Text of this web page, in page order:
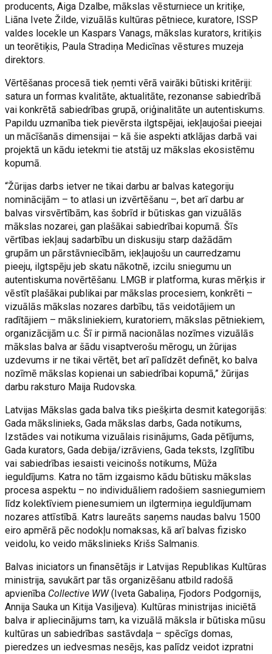
producents, Aiga Dzalbe, mākslas vēsturniece un kritiķe,
Liāna Ivete Žilde, vizuālās kultūras pētniece, kuratore, ISSP
valdes locekle un Kaspars Vanags, mākslas kurators, kritiķis
un teorētiķis, Paula Stradiņa Medicīnas vēstures muzeja
direktors.
Vērtēšanas procesā tiek ņemti vērā vairāki būtiski kritēriji:
satura un formas kvalitāte, aktualitāte, rezonanse sabiedrībā
vai konkrētā sabiedrības grupā, oriģinalitāte un autentiskums.
Papildu uzmanība tiek pievērsta ilgtspējai, iekļaujošai pieejai
un mācīšanās dimensijai – kā šie aspekti atklājas darbā vai
projektā un kādu ietekmi tie atstāj uz mākslas ekosistēmu
kopumā.
“Žūrijas darbs ietver ne tikai darbu ar balvas kategoriju
nominācijām – to atlasi un izvērtēšanu –, bet arī darbu ar
balvas virsvērtībām, kas šobrīd ir būtiskas gan vizuālās
mākslas nozarei, gan plašākai sabiedrībai kopumā. Šīs
vērtības iekļauj sadarbību un diskusiju starp dažādām
grupām un pārstāvniecībām, iekļaujošu un caurredzamu
pieeju, ilgtspēju jeb skatu nākotnē, izcilu sniegumu un
autentiskuma novērtēšanu. LMGB ir platforma, kuras mērķis ir
vēstīt plašākai publikai par mākslas procesiem, konkrēti –
vizuālās mākslas nozares darbību, tās veidotājiem un
radītājiem – māksliniekiem, kuratoriem, mākslas pētniekiem,
organizācijām u.c. Šī ir pirmā nacionālas nozīmes vizuālās
mākslas balva ar šādu visaptverošu mērogu, un žūrijas
uzdevums ir ne tikai vērtēt, bet arī palīdzēt definēt, ko balva
nozīmē mākslas kopienai un sabiedrībai kopumā,” žūrijas
darbu raksturo Maija Rudovska.
Latvijas Mākslas gada balva tiks piešķirta desmit kategorijās:
Gada mākslinieks, Gada mākslas darbs, Gada notikums,
Izstādes vai notikuma vizuālais risinājums, Gada pētījums,
Gada kurators, Gada debija/izrāviens, Gada teksts, Izglītību
vai sabiedrības iesaisti veicinošs notikums, Mūža
ieguldījums. Katra no tām izgaismo kādu būtisku mākslas
procesa aspektu – no individuāliem radošiem sasniegumiem
līdz kolektīviem pienesumiem un ilgtermiņa ieguldījumam
nozares attīstībā. Katrs laureāts saņems naudas balvu 1500
eiro apmērā pēc nodokļu nomaksas, kā arī balvas fizisko
veidolu, ko veido mākslinieks Krišs Salmanis.
Balvas iniciators un finansētājs ir Latvijas Republikas Kultūras
ministrija, savukārt par tās organizēšanu atbild radošā
apvienība Collective WW(Iveta Gabaliņa, Fjodors Podgornijs,
Annija Sauka un Kitija Vasiļjeva). Kultūras ministrijas iniciētā
balva ir apliecinājums tam, ka vizuālā māksla ir būtiska mūsu
kultūras un sabiedrības sastāvdaļa – spēcīgs domas,
pieredzes un iedvesmas nesējs, kas palīdz veidot izpratni